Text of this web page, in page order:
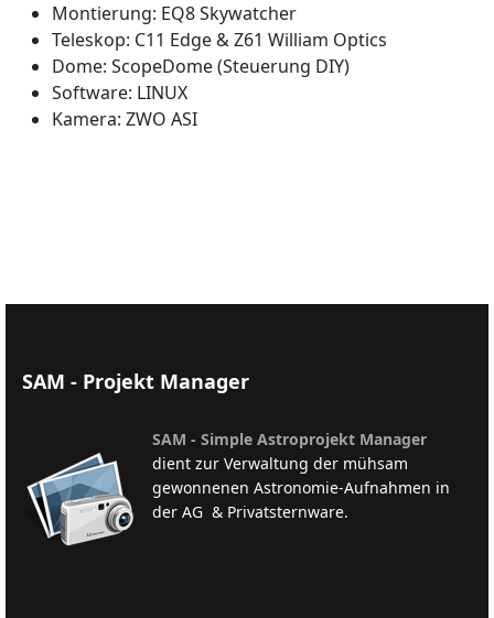
Montierung: EQ8 Skywatcher
Teleskop: C11 Edge & Z61 William Optics
Dome: ScopeDome (Steuerung DIY)
Software: LINUX
Kamera: ZWO ASI
SAM - Projekt Manager
SAM - Simple Astroprojekt Manager
dient zur Verwaltung der mühsam
gewonnenen Astronomie-Aufnahmen in
der AG & Privatsternware.